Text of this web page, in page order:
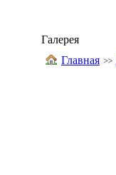
Галерея
Главная